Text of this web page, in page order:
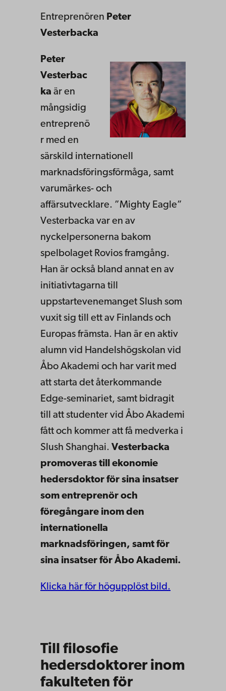
Entreprenören Peter
Vesterbacka
Peter
Vesterbac
ka är en
mångsidig
entreprenö
r med en
särskild internationell
marknadsföringsförmåga, samt
varumärkes- och
affärsutvecklare. ”Mighty Eagle”
Vesterbacka var en av
nyckelpersonerna bakom
spelbolaget Rovios framgång.
Han är också bland annat en av
initiativtagarna till
uppstartevenemanget Slush som
vuxit sig till ett av Finlands och
Europas främsta. Han är en aktiv
alumn vid Handelshögskolan vid
Åbo Akademi och har varit med
att starta det återkommande
Edge-seminariet, samt bidragit
till att studenter vid Åbo Akademi
fått och kommer att få medverka i
Slush Shanghai. Vesterbacka
promoveras till ekonomie
hedersdoktor för sina insatser
som entreprenör och
föregångare inom den
internationella
marknadsföringen, samt för
sina insatser för Åbo Akademi.
Klicka här för högupplöst bild.
Till filosofie
hedersdoktorer inom
fakulteten för